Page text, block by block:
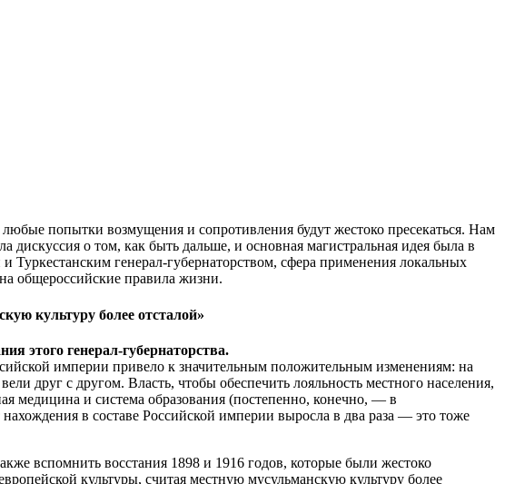
попытки возмущения и сопротивления будут жестоко пресекаться. Нам
дискуссия о том, как быть дальше, и основная магистральная идея была в
Туркестанским генерал-губернаторством, сфера применения локальных
общероссийские правила жизни.
культуру более отсталой»
этого генерал-губернаторства.
империи привело к значительным положительным изменениям: на
друг с другом. Власть, чтобы обеспечить лояльность местного населения,
медицина и система образования (постепенно, конечно, — в
в составе Российской империи выросла в два раза — это тоже
вспомнить восстания 1898 и 1916 годов, которые были жестоко
культуры, считая местную мусульманскую культуру более